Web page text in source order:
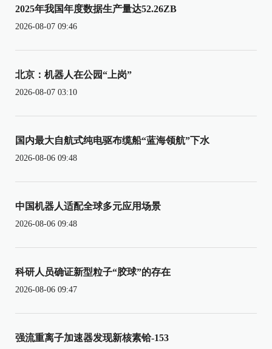
2025年我国年度数据生产量达52.26ZB
2026-08-07 09:46
北京：机器人在公园“上岗”
2026-08-07 03:10
国内最大自航式纯电驱布缆船“蓝海领航”下水
2026-08-06 09:48
中国机器人适配全球多元应用场景
2026-08-06 09:48
科研人员确证新型粒子“胶球”的存在
2026-08-06 09:47
强流重离子加速器发现新核素铪-153